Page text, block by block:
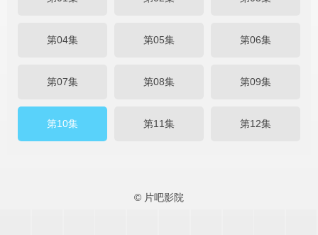
第04集 第05集 第06集
第07集 第08集 第09集
第10集 第11集 第12集
© 片吧影院